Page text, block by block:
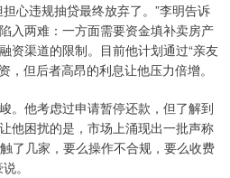
心违规抽贷最终放弃了。”李明告诉
入两难：一方面需要资金填补卖房产
资渠道的限制。目前他计划通过“亲友
，但后者高昂的利息让他压力倍增。
。他考虑过申请暂停还款，但了解到
他困扰的是，市场上涌现出一批声称
了几家，要么操作不合规，要么收费
。